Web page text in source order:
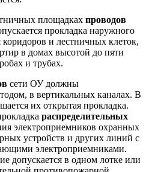
площадках проводов
прокладка наружного
и лестничных клеток,
в домах высотой до пяти
и трубах.
сети ОУ должны
в вертикальных каналах. В
их открытая прокладка.
распределительных
электроприемников охранных
устройств и других линий с
электроприемниками.
допускается в одном лотке или